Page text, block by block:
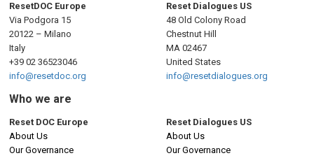
ResetDOC Europe
Via Podgora 15
20122 – Milano
Italy
+39 02 36523046
info@resetdoc.org
Reset Dialogues US
48 Old Colony Road
Chestnut Hill
MA 02467
United States
info@resetdialogues.org
Who we are
Reset DOC Europe
About Us
Our Governance
Reset Dialogues US
About Us
Our Governance